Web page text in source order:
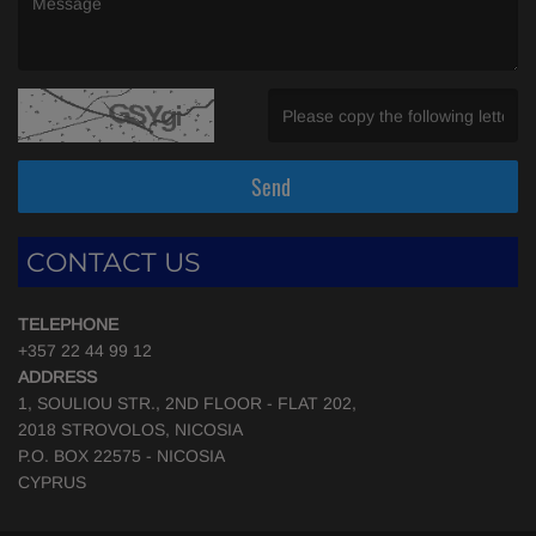
Send
CONTACT US
TELEPHONE
+357 22 44 99 12
ADDRESS
1, SOULIOU STR., 2ND FLOOR - FLAT 202,
2018 STROVOLOS, NICOSIA
P.O. BOX 22575 - NICOSIA
CYPRUS